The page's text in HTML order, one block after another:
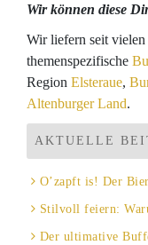
Wir können diese
Wir liefern seit vielen
themenspezifische
Region Elsteraue,
Altenburger Land.
AKTUELLE
O’zapft is! Der
Stilvoll feiern:
Der ultimative